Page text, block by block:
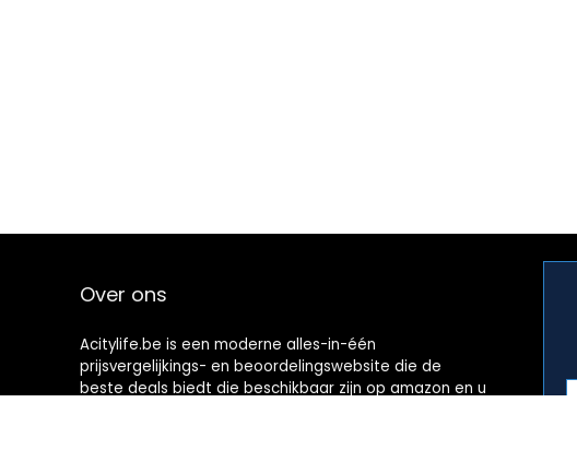
Over ons
Acitylife.be is een moderne alles-in-één
prijsvergelijkings- en beoordelingswebsite die de
beste deals biedt die beschikbaar zijn op amazon en u